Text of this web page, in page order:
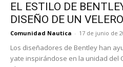
EL ESTILO DE
DISEÑO DE UN
Comunidad Nautica - 17 de junio de
Los diseñadores de Bentley han
yate inspirándose en la unidad del